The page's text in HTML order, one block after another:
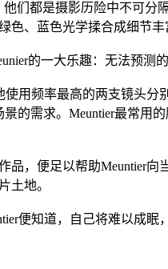
们都是摄影历险中不可分
色、蓝色光学揉合成细节丰
的一大乐趣：无法预测
用频率最高的两支镜头分
景的需求。Meuntier最常
品，便足以帮助Meuntier
土地。
便知道，自己将难以成眠